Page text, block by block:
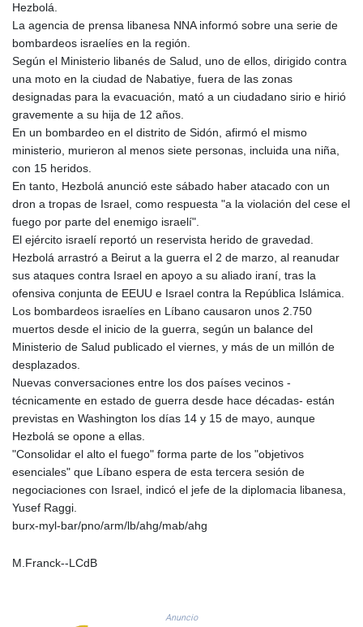
MYR 4.713377
MZN 73.654852
NAD 18.793287
NGN 1570.218621
NIO 42.399764
NOK 10.999988
NPR 175.441856
NZD 1.96294
PAB 1.152181
PEN 3.894648
PGK 5.090567
PHP 70.070805
PKR 319.87712
PLN 4.300443
PYG 6853.617163
QAR 4.211823
RON 5.256075
RSD 117.326118
RWF 1692.588862
SAR 4.32768
SBD 9.298537
SDG 692.059091
SEK 10.953862
SGD 1.478943
SOS 658.506319
SZL 18.777732
Hezbolá.
La agencia de prensa libanesa NNA informó sobre una serie de
bombardeos israelíes en la región.
Según el Ministerio libanés de Salud, uno de ellos, dirigido contra
una moto en la ciudad de Nabatiye, fuera de las zonas
designadas para la evacuación, mató a un ciudadano sirio e hirió
gravemente a su hija de 12 años.
En un bombardeo en el distrito de Sidón, afirmó el mismo
ministerio, murieron al menos siete personas, incluida una niña,
con 15 heridos.
En tanto, Hezbolá anunció este sábado haber atacado con un
dron a tropas de Israel, como respuesta "a la violación del cese el
fuego por parte del enemigo israelí".
El ejército israelí reportó un reservista herido de gravedad.
Hezbolá arrastró a Beirut a la guerra el 2 de marzo, al reanudar
sus ataques contra Israel en apoyo a su aliado iraní, tras la
ofensiva conjunta de EEUU e Israel contra la República Islámica.
Los bombardeos israelíes en Líbano causaron unos 2.750
muertos desde el inicio de la guerra, según un balance del
Ministerio de Salud publicado el viernes, y más de un millón de
desplazados.
Nuevas conversaciones entre los dos países vecinos -
técnicamente en estado de guerra desde hace décadas- están
previstas en Washington los días 14 y 15 de mayo, aunque
Hezbolá se opone a ellas.
"Consolidar el alto el fuego" forma parte de los "objetivos
esenciales" que Líbano espera de esta tercera sesión de
negociaciones con Israel, indicó el jefe de la diplomacia libanesa,
Yusef Raggi.
burx-myl-bar/pno/arm/lb/ahg/mab/ahg
M.Franck--LCdB
Anuncio